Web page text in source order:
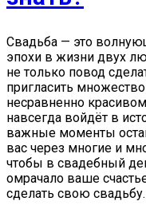
Свадьба — это
эпохи в жизни двух
не только повод
пригласить
несравненно
навсегда войдёт в
важные моменты
вас через многие и
чтобы в свадебный
омрачало ваше
сделать свою